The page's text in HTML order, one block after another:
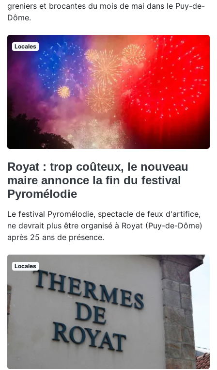
greniers et brocantes du mois de mai dans le Puy-de-
Dôme.
Locales
Royat : trop coûteux, le nouveau
maire annonce la fin du festival
Pyromélodie
Le festival Pyromélodie, spectacle de feux d'artifice,
ne devrait plus être organisé à Royat (Puy-de-Dôme)
après 25 ans de présence.
Locales